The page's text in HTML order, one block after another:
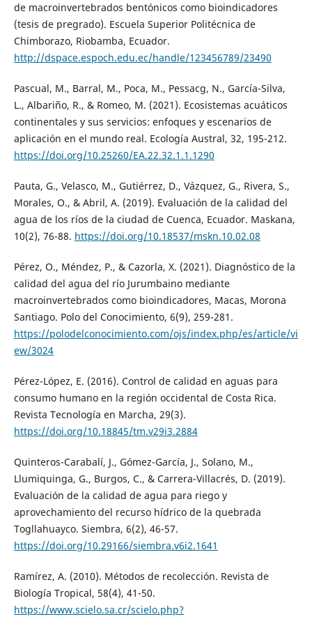
de macroinvertebrados bentónicos como bioindicadores
(tesis de pregrado). Escuela Superior Politécnica de
Chimborazo, Riobamba, Ecuador.
http://dspace.espoch.edu.ec/handle/123456789/23490
Pascual, M., Barral, M., Poca, M., Pessacg, N., García-Silva,
L., Albariño, R., & Romeo, M. (2021). Ecosistemas acuáticos
continentales y sus servicios: enfoques y escenarios de
aplicación en el mundo real. Ecología Austral, 32, 195-212.
https://doi.org/10.25260/EA.22.32.1.1.1290
Pauta, G., Velasco, M., Gutiérrez, D., Vázquez, G., Rivera, S.,
Morales, O., & Abril, A. (2019). Evaluación de la calidad del
agua de los ríos de la ciudad de Cuenca, Ecuador. Maskana,
10(2), 76-88. https://doi.org/10.18537/mskn.10.02.08
Pérez, O., Méndez, P., & Cazorla, X. (2021). Diagnóstico de la
calidad del agua del río Jurumbaino mediante
macroinvertebrados como bioindicadores, Macas, Morona
Santiago. Polo del Conocimiento, 6(9), 259-281.
https://polodelconocimiento.com/ojs/index.php/es/article/vi
ew/3024
Pérez-López, E. (2016). Control de calidad en aguas para
consumo humano en la región occidental de Costa Rica.
Revista Tecnología en Marcha, 29(3).
https://doi.org/10.18845/tm.v29i3.2884
Quinteros-Carabalí, J., Gómez-García, J., Solano, M.,
Llumiquinga, G., Burgos, C., & Carrera-Villacrés, D. (2019).
Evaluación de la calidad de agua para riego y
aprovechamiento del recurso hídrico de la quebrada
Togllahuayco. Siembra, 6(2), 46-57.
https://doi.org/10.29166/siembra.v6i2.1641
Ramírez, A. (2010). Métodos de recolección. Revista de
Biología Tropical, 58(4), 41-50.
https://www.scielo.sa.cr/scielo.php?